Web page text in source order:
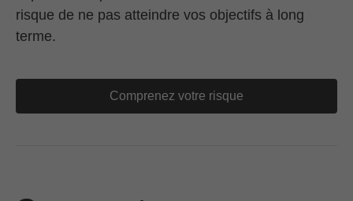
risque de ne pas atteindre vos objectifs à long
terme.
Comprenez votre risque